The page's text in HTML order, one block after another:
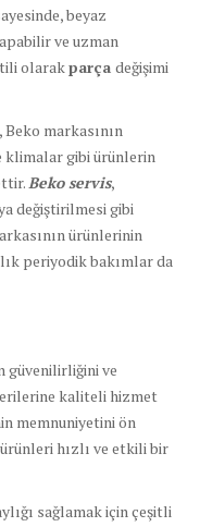
beyaz
ve uzman
olarakparça değişimi
, Beko markasının
klimalar gibi ürünlerin
Beko servis,
değiştirilmesi gibi
ürünlerinin
periyodik bakımlar da
güvenilirliğini ve
kaliteli hizmet
memnuniyetini ön
hızlı ve etkili bir
sağlamak için çeşitli